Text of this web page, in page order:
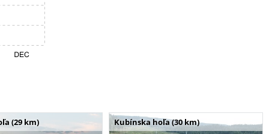
(29 km) Kubínska hoľa (30 km)